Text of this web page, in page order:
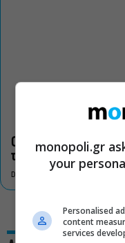
Οι «Τρωάδες» στην
τον πολιτισμό
DON'T MISS
monopoli.gr
your
Personalised
content
services